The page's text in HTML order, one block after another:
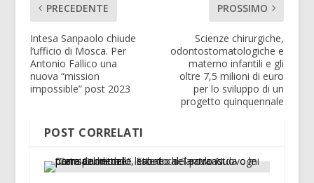
PRECEDENTE
Intesa Sanpaolo chiude
l’ufficio di Mosca. Per
Antonio Fallico una
nuova “mission
impossible” post 2023
PROSSIMO
Scienze chirurgiche,
odontostomatologiche e
materno infantili e gli
oltre 7,5 milioni di euro
per lo sviluppo di un
progetto quinquennale
POST CORRELATI